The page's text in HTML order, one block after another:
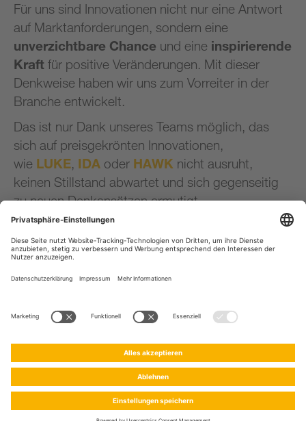
Für uns sind Innovationen nicht nur eine Antwort
auf Marktanforderungen, sondern eine
unverzichtbare Chance und eine inspirierende
Kraft für positive Veränderungen. Mit dieser
Denkweise haben wir uns zum Vorreiter in der
Branche entwickelt.
Das ist nur Dank unseres Teams möglich, das
sich auf preisgekrönten Innovationen,
wie LUKE, IDA oder HAWK nicht ausruht,
keinen Stillstand abwartet und sich gegenseitig
zu neuen Denkansätzen ermutigt.
Wir sind uns bewusst, dass keine Einzelperson
den Unterschied macht, sondernwir als Team,
dass Innovation lebt.